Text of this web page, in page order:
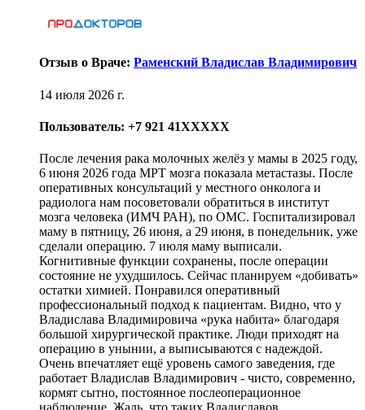
Отзыв о Враче: Раменский Владислав Владимирович
14 июля 2026 г.
Пользователь: +7 921 41XXXXX
После лечения рака молочных желёз у мамы в 2025 году,
6 июня 2026 года МРТ мозга показала метастазы. После
оперативных консультаций у местного онколога и
радиолога нам посоветовали обратиться в институт
мозга человека (ИМЧ РАН), по ОМС. Госпитализировал
маму в пятницу, 26 июня, а 29 июня, в понедельник, уже
сделали операцию. 7 июля маму выписали.
Когнитивные функции сохранены, после операции
состояние не ухудшилось. Сейчас планируем «добивать»
остатки химией. Понравился оперативный
профессиональный подход к пациентам. Видно, что у
Владислава Владимировича «рука набита» благодаря
большой хирургической практике. Люди приходят на
операцию в унынии, а выписываются с надеждой.
Очень впечатляет ещё уровень самого заведения, где
работает Владислав Владимирович - чисто, современно,
кормят сытно, постоянное послеоперационное